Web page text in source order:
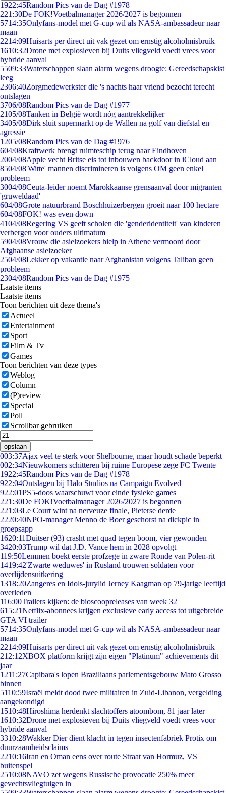
1922:45Random Pics van de Dag #1978
221:30De FOK!Voetbalmanager 2026/2027 is begonnen
5714:35Onlyfans-model met G-cup wil als NASA-ambassadeur naar
maan
2214:09Huisarts per direct uit vak gezet om ernstig alcoholmisbruik
1610:32Drone met explosieven bij Duits vliegveld voedt vrees voor
hybride aanval
5509:33Waterschappen slaan alarm wegens droogte: Gereedschapskist
leeg
2306:40Zorgmedewerkster die 's nachts haar vriend bezocht terecht
ontslagen
3706/08Random Pics van de Dag #1977
2105/08Tanken in België wordt nóg aantrekkelijker
3405/08Dirk sluit supermarkt op de Wallen na golf van diefstal en
agressie
1205/08Random Pics van de Dag #1976
604/08Kraftwerk brengt ruimteschip terug naar Eindhoven
2004/08Apple vecht Britse eis tot inbouwen backdoor in iCloud aan
8504/08'Witte' mannen discrimineren is volgens OM geen enkel
probleem
3004/08Ceuta-leider noemt Marokkaanse grensaanval door migranten
'gruweldaad'
604/08Grote natuurbrand Boschhuizerbergen groeit naar 100 hectare
604/08FOK! was even down
4104/08Regering VS geeft scholen die 'genderidentiteit' van kinderen
verbergen voor ouders ultimatum
5904/08Vrouw die asielzoekers hielp in Athene vermoord door
Afghaanse asielzoeker
2504/08Lekker op vakantie naar Afghanistan volgens Taliban geen
probleem
2304/08Random Pics van de Dag #1975
Laatste items
Laatste items
Toon berichten uit deze thema's
Actueel
Entertainment
Sport
Film & Tv
Games
Toon berichten van deze types
Weblog
Column
(P)review
Special
Poll
Scrollbar gebruiken
opslaan
003:37Ajax veel te sterk voor Shelbourne, maar houdt schade beperkt
002:34Nieuwkomers schitteren bij ruime Europese zege FC Twente
1922:45Random Pics van de Dag #1978
922:04Ontslagen bij Halo Studios na Campaign Evolved
922:01PS5-doos waarschuwt voor einde fysieke games
221:30De FOK!Voetbalmanager 2026/2027 is begonnen
221:03Le Court wint na nerveuze finale, Pieterse derde
2220:40NPO-manager Menno de Boer geschorst na dickpic in
groepsapp
1620:11Duitser (93) crasht met quad tegen boom, vier gewonden
3420:03Trump wil dat J.D. Vance hem in 2028 opvolgt
119:50Lemmen boekt eerste profzege in zware Ronde van Polen-rit
1419:42'Zwarte weduwes' in Rusland trouwen soldaten voor
overlijdensuitkering
1318:20Zangeres en Idols-jurylid Jerney Kaagman op 79-jarige leeftijd
overleden
116:00Trailers kijken: de bioscoopreleases van week 32
615:21Netflix-abonnees krijgen exclusieve early access tot uitgebreide
GTA VI trailer
5714:35Onlyfans-model met G-cup wil als NASA-ambassadeur naar
maan
2214:09Huisarts per direct uit vak gezet om ernstig alcoholmisbruik
212:12XBOX platform krijgt zijn eigen "Platinum" achievements dit
jaar
1211:27Capibara's lopen Braziliaans parlementsgebouw Mato Grosso
binnen
5110:59Israël meldt dood twee militairen in Zuid-Libanon, vergelding
aangekondigd
1510:48Hiroshima herdenkt slachtoffers atoombom, 81 jaar later
1610:32Drone met explosieven bij Duits vliegveld voedt vrees voor
hybride aanval
3310:28Wakker Dier dient klacht in tegen insectenfabriek Protix om
duurzaamheidsclaims
2210:16Iran en Oman eens over route Straat van Hormuz, VS
buitenspel
2510:08NAVO zet wegens Russische provocatie 250% meer
gevechtsvliegtuigen in